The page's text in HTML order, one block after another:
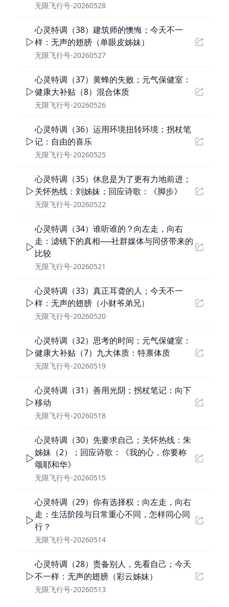
无限飞行号-20260528
心灵特调（38）建筑师的懊悔；今天不一
样：无声的翅膀（单眼皮姊妹）
无限飞行号-20260527
心灵特调（37）黄蜂的失败；元气保健室：
健康大补贴（8）混合体质
无限飞行号-20260526
心灵特调（36）运用环境扭转环境；拐杖笔
记：自由的喜乐
无限飞行号-20260525
心灵特调（35）休息是为了更有力地前进；
关怀热线：刘姊妹；回应诗歌：《脚步》
无限飞行号-20260522
心灵特调（34）谁听谁的？向左走，向右
走：滤镜下的真相──社群媒体与同侪带来的
比较
无限飞行号-20260521
心灵特调（33）真正耳聋的人；今天不一
样：无声的翅膀（小财爷弟兄）
无限飞行号-20260520
心灵特调（32）思考的时间；元气保健室：
健康大补贴（7）九大体质：特禀体质
无限飞行号-20260519
心灵特调（31）善用光阴；拐杖笔记：向下
移动
无限飞行号-20260518
心灵特调（30）先要求自己；关怀热线：朱
姊妹（2）；回应诗歌：《我的心，你要称
颂耶和华》
无限飞行号-20260515
心灵特调（29）你有选择权；向左走，向右
走：生活阶段与日常重心不同，怎样同心同
行？
无限飞行号-20260514
心灵特调（28）责备别人，先看自己；今天
不一样：无声的翅膀（彩云姊妹）
无限飞行号-20260513